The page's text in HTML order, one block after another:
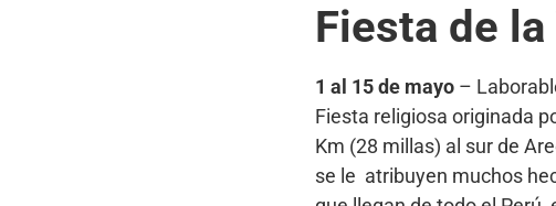
Fiesta de
1 al 15 de mayo–
Fiesta religiosa originada
Km (28 millas) al sur de
se le atribuyen muchos